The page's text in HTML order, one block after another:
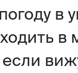
в
в
если